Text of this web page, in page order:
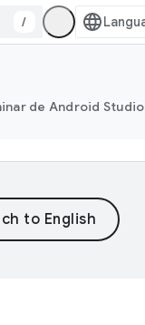
/
de Android Studio